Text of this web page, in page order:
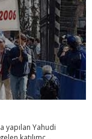
yapılan Yahudi